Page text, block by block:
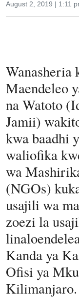
August 2, 2019 | 1:11
Wanasheria
Maendeleo
na Watoto
Jamii)
kwa baadhi
waliofika
wa
(NGOs)
usajili wa
zoezi la
Kanda ya
Ofisi ya
Kilimanjaro.